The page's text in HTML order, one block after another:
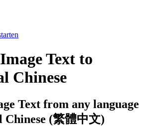
Text to
Chinese
Text from any language
(繁體中文)